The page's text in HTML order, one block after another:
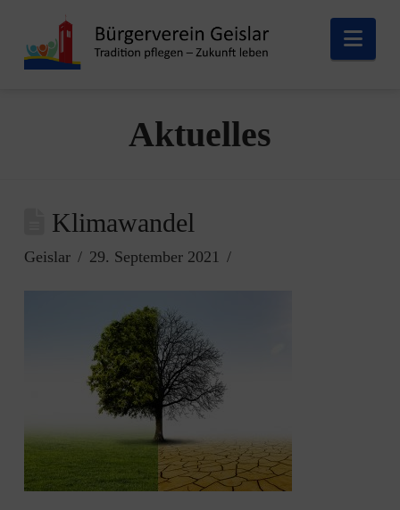
Aktuelles
Klimawandel
Geislar 29. September 2021